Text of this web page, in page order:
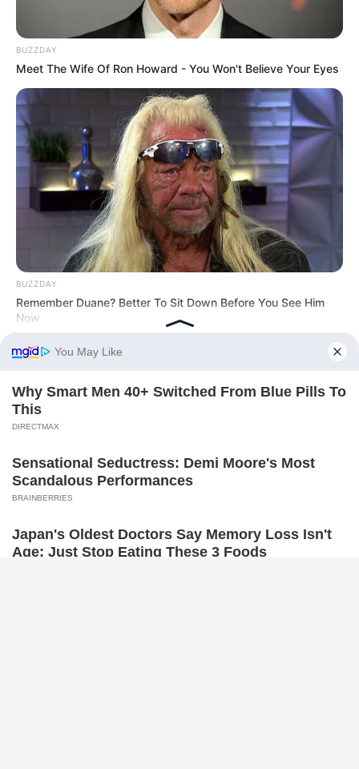
BUZZDAY
Meet The Wife Of Ron Howard - You Won't Believe Your Eyes
BUZZDAY
Remember Duane? Better To Sit Down Before You See Him
Now
HABERION
HABERION
A Dying Polar Bear, A Brave Man… Then, The Unthinkable!